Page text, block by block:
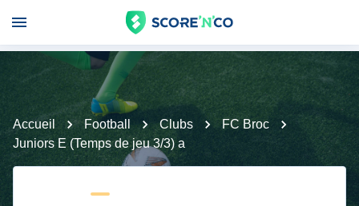
Accueil Football Clubs
FC Broc
Juniors E (Temps de jeu 3/3) a